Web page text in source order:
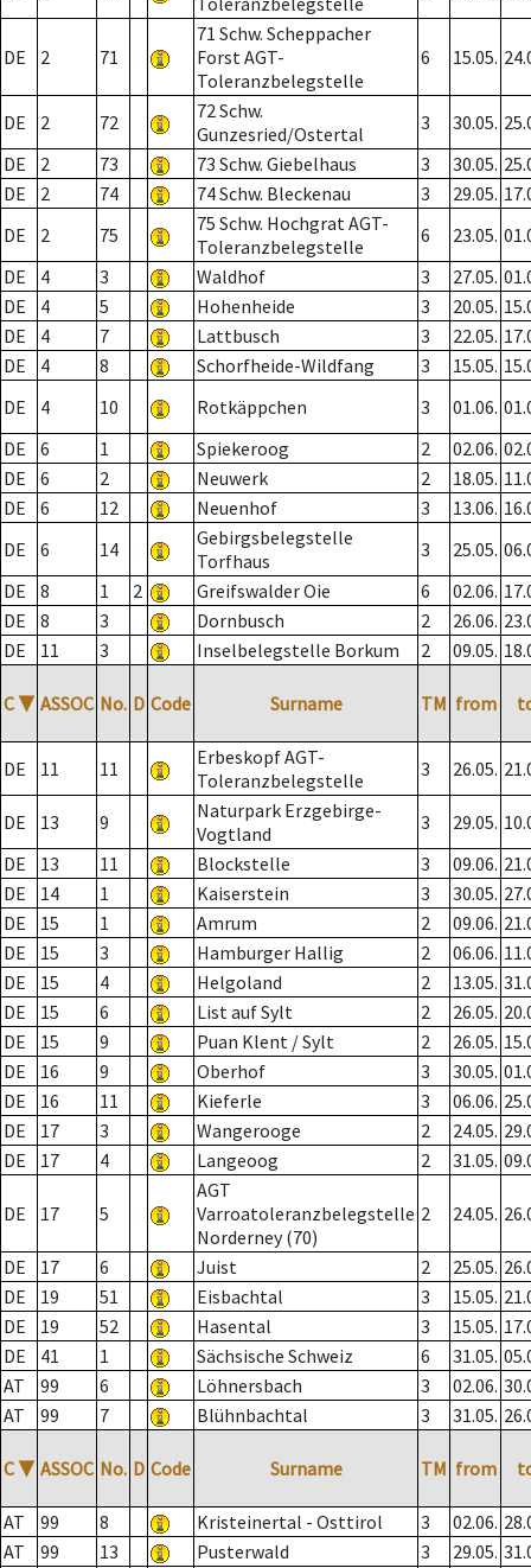
DE 2 71
71 Schw. Scheppacher
Forst AGT-
Toleranzbelegstelle
6 15.05.
DE 2 72
72 Schw.
Gunzesried/Ostertal
3 30.05.
DE
2 73 73 Schw. Giebelhaus 3 30.05.
DE
2 74 74 Schw. Bleckenau 3 29.05.
DE
2 75
75 Schw. Hochgrat AGT-
Toleranzbelegstelle
6 23.05.
DE
4 3 Waldhof 3 27.05.
DE
4 5 Hohenheide 3 20.05.
DE
4 7 Lattbusch 3 22.05.
DE
4 8 Schorfheide-Wildfang 3 15.05.
DE
4 10 Rotkäppchen 3 01.06.
DE
6 1 Spiekeroog 2 02.06.
DE
6 2 Neuwerk 2 18.05.
DE
6 12 Neuenhof 3 13.06.
DE
6 14
Gebirgsbelegstelle
Torfhaus
3 25.05.
DE
8 1 2 Greifswalder Oie 6 02.06.
DE
8 3 Dornbusch 2 26.06.
DE
11 3 Inselbelegstelle Borkum 2 09.05.
C ▼ ASSOC No. D Code Surname TM from
DE 11 11
Erbeskopf AGT-
Toleranzbelegstelle
3 26.05.
DE 13 9
Naturpark Erzgebirge-
Vogtland
3 29.05.
DE
13 11 Blockstelle 3 09.06.
DE
14 1 Kaiserstein 3 30.05.
DE
15 1 Amrum 2 09.06.
DE
15 3 Hamburger Hallig 2 06.06.
DE
15 4 Helgoland 2 13.05.
DE
15 6 List auf Sylt 2 26.05.
DE
15 9 Puan Klent / Sylt 2 26.05.
DE
16 9 Oberhof 3 30.05.
DE
16 11 Kieferle 3 06.06.
DE
17 3 Wangerooge 2 24.05.
DE
17 4 Langeoog 2 31.05.
DE 17 5
AGT
Varroatoleranzbelegstelle
Norderney (70)
2 24.05.
DE 17 6 Juist 2 25.05.
DE
19 51 Eisbachtal 3 15.05.
DE
19 52 Hasental 3 15.05.
DE
41 1 Sächsische Schweiz 6 31.05.
AT
99 6 Löhnersbach 3 02.06.
AT
99 7 Blühnbachtal 3 31.05.
C ▼ ASSOC No. D Code Surname TM from
AT 99 8 Kristeinertal - Osttirol 3 02.06.
AT
99 13 Pusterwald 3 29.05.